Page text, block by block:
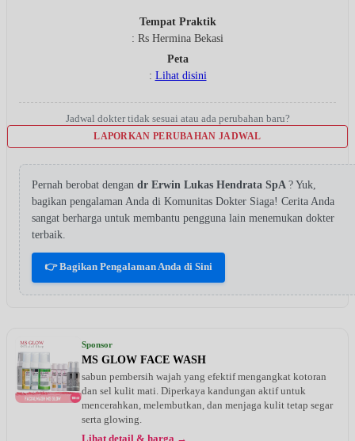
Tempat Praktik
: Rs Hermina Bekasi
Peta
: Lihat disini
Jadwal dokter tidak sesuai atau ada perubahan baru?
LAPORKAN PERUBAHAN JADWAL
Pernah berobat dengan dr Erwin Lukas Hendrata SpA ? Yuk,
bagikan pengalaman Anda di Komunitas Dokter Siaga! Cerita Anda
sangat berharga untuk membantu pengguna lain menemukan dokter
terbaik.
👉 Bagikan Pengalaman Anda di Sini
Sponsor
MS GLOW FACE WASH
sabun pembersih wajah yang efektif mengangkat kotoran
dan sel kulit mati. Diperkaya kandungan aktif untuk
mencerahkan, melembutkan, dan menjaga kulit tetap segar
serta glowing.
Lihat detail & harga →